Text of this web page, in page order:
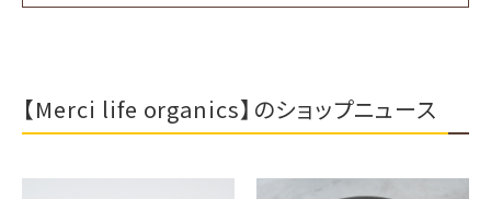
【Merci life organics】のショップニュース